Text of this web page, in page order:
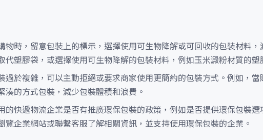
時，留意包裝上的標示，選擇使用可生物降解或可回收的包裝材料，
塑膠袋，或選擇使用可生物降解的包裝材料，例如玉米澱粉材質的塑
於複雜，可以主動拒絕或要求商家使用更簡約的包裝方式。例如，當
的方式包裝，減少包裝體積和浪費。
快遞物流企業是否有推廣環保包裝的政策，例如是否提供環保包裝選
企業網站或聯繫客服了解相關資訊，並支持使用環保包裝的企業。